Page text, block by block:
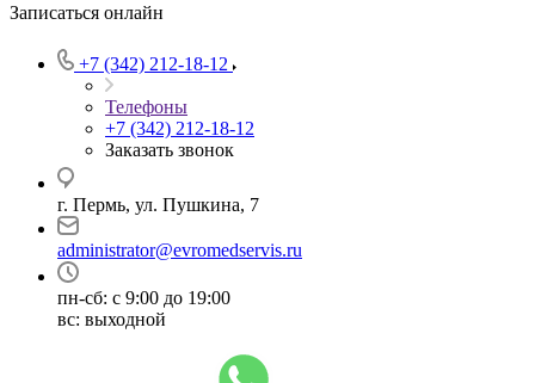
Записаться онлайн
+7 (342) 212-18-12
Телефоны
+7 (342) 212-18-12
Заказать звонок
г. Пермь, ул. Пушкина, 7
administrator@evromedservis.ru
пн-сб: с 9:00 до 19:00
вс: выходной